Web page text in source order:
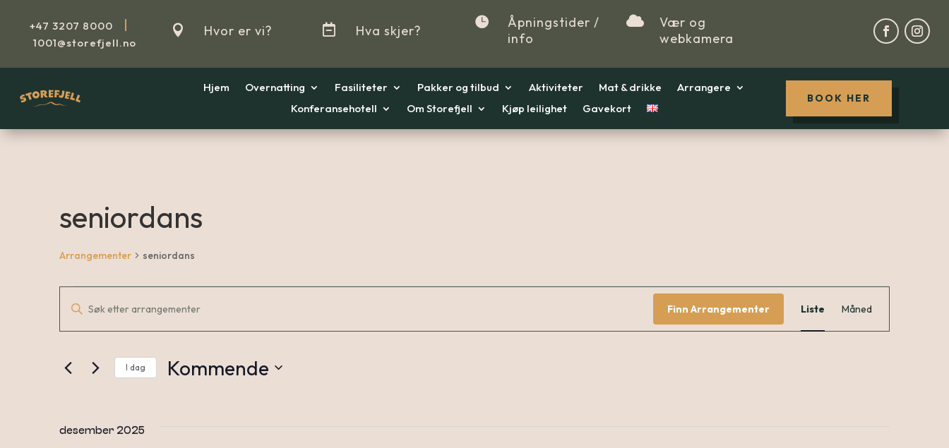
+47 3207 8000
1001@storefjell.no
 Hvor er vi?  Hva skjer?

Åpningstider /
info

Vær og
webkamera
Hjem Overnatting Fasiliteter Pakker og tilbud Aktiviteter Mat & drikke
Arrangere
Konferansehotell
Om Storefjell Kjøp leilighet Gavekort
BOOK HER
seniordans
Arrangementer seniordans
Arrangementer
Arrangementer
Search
and
Skriv
etter
Finn Arrangementer Liste Måned
I dag Kommende
desember 2025